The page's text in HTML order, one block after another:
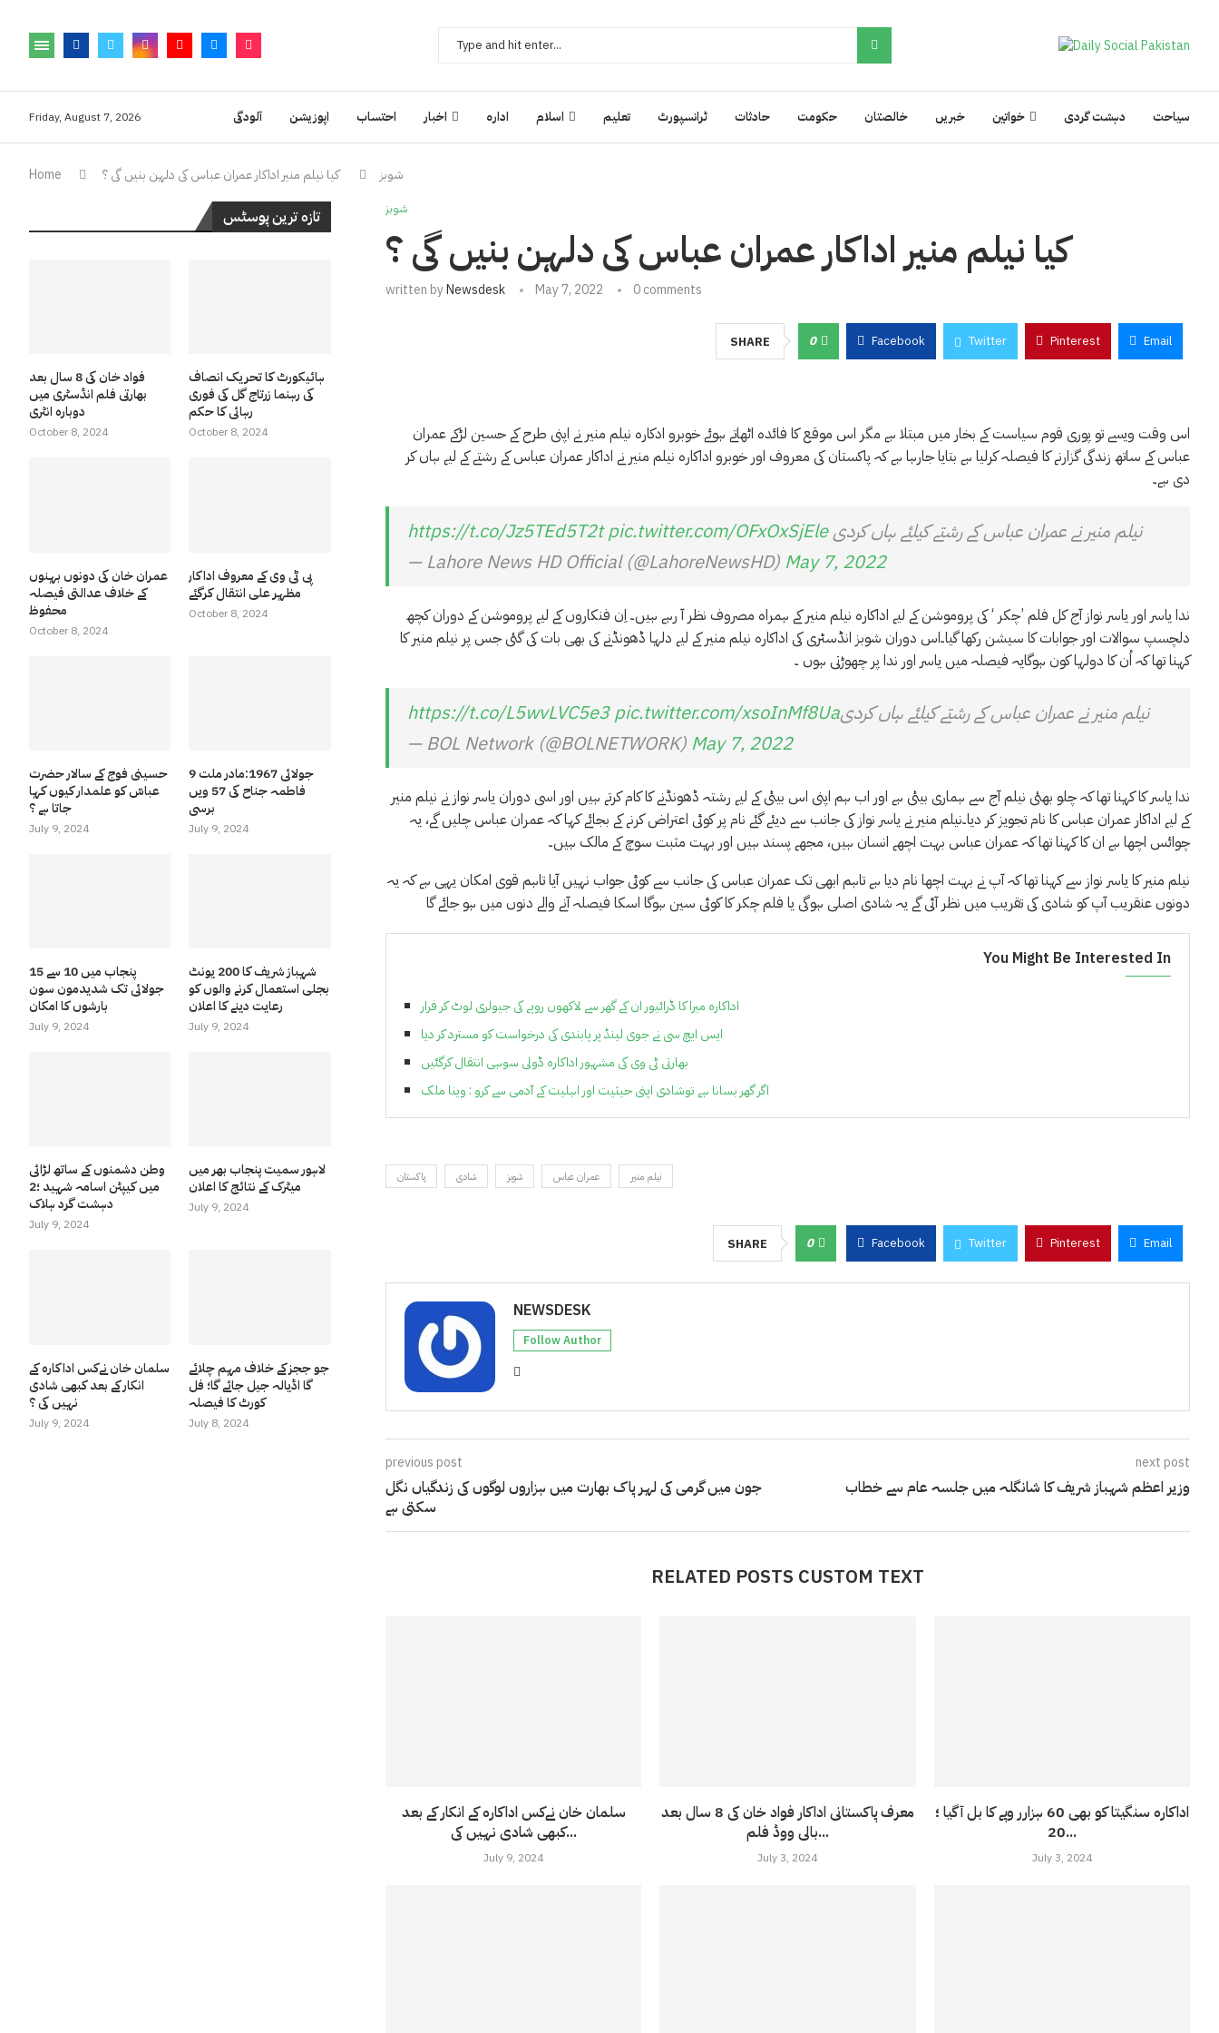
Friday, August 7, 2026 آلودگی اپوزیشن احتساب اخبار ادارہ اسلام تعلیم ٹرانسپورٹ حادثات حکومت خالصتان خبریں خواتین دہشت گردی سیاحت
Home شوبز کیا نیلم منیر اداکار عمران عباس کی دلہن بنیں گی ؟
شوبز
کیا نیلم منیر اداکار عمران عباس کی دلہن بنیں گی ؟
written byNewsdesk May 7, 2022 0 comments
SHARE 0 Facebook Twitter Pinterest Email
اس وقت ویسے تو پوری قوم سیاست کے بخار میں مبتلا ہے مگر اس موقع کا فائدہ اٹھاتے ہوئے خوبرو ادکارہ نیلم منیر نے اپنی طرح کے حسین لڑکے عمران
عباس کے ساتھ زندگی گزارنے کا فیصلہ کرلیا ہے بتایا جارہا ہے کہ پاکستان کی معروف اور خوبرو اداکارہ نیلم منیر نے اداکار عمران عباس کے رشتے کے لیے ہاں کر
دی ہے۔
نیلم منیر نے عمران عباس کے رشتے کیلئے ہاں کردی https://t.co/Jz5TEd5T2t pic.twitter.com/OFxOxSjEle
— Lahore News HD Official (@LahoreNewsHD) May 7, 2022
ندا یاسر اور یاسر نواز آج کل فلم ’چکر ‘ کی پروموشن کے لیے اداکارہ نیلم منیر کے ہمراہ مصروف نظر آ رہے ہیں۔ اِن فنکاروں کے لیے پروموشن کے دوران کچھ
دلچسپ سوالات اور جوابات کا سیشن رکھا گیا۔اس دوران شوبز انڈسٹری کی اداکارہ نیلم منیر کے لیے دلہا ڈھونڈنے کی بھی بات کی گئی جس پر نیلم منیر کا
کہنا تھا کہ اُن کا دولہا کون ہوگایہ فیصلہ میں یاسر اور ندا پر چھوڑتی ہوں ۔
نیلم منیر نے عمران عباس کے رشتے کیلئے ہاں کردی https://t.co/L5wvLVC5e3 pic.twitter.com/xsoInMf8Ua
— BOL Network (@BOLNETWORK) May 7, 2022
ندا یاسر کا کہنا تھا کہ چلو بھئی نیلم آج سے ہماری بیٹی ہے اور اب ہم اپنی اس بیٹی کے لیے رشتہ ڈھونڈنے کا کام کرتے ہیں اور اسی دوران یاسر نواز نے نیلم منیر
کے لیے اداکار عمران عباس کا نام تجویز کر دیا۔نیلم منیر نے یاسر نواز کی جانب سے دیئے گئے نام پر کوئی اعتراض کرنے کے بجائے کہا کہ عمران عباس چلیں گے، یہ
چوائس اچھا ہے ان کا کہنا تھا کہ عمران عباس بہت اچھے انسان ہیں، مجھے پسند ہیں اور بہت مثبت سوچ کے مالک ہیں۔
نیلم منیر کا یاسر نواز سے کہنا تھا کہ آپ نے بہت اچھا نام دیا ہے تاہم ابھی تک عمران عباس کی جانب سے کوئی جواب نہیں آیا تاہم قوی امکان یہی ہے کہ یہ
دونوں عنقریب آپ کو شادی کی تقریب میں نظر آئی گے یہ شادی اصلی ہوگی یا فلم چکر کا کوئی سین ہوگا اسکا فیصلہ آنے والے دنوں میں ہو جائے گا
You Might Be Interested In
اداکارہ میرا کا ڈرائیور ان کے گھر سے لاکھوں روپے کی جیولری لوٹ کر فرار
ایس ایچ سی نے جوی لینڈ پر پابندی کی درخواست کو مسترد کر دیا
بھارتی ٹی وی کی مشہور اداکارہ ڈولی سوہی انتقال کرگئیں
اگر گھر بسانا ہے توشادی اپنی حیثیت اور اہلیت کے آدمی سے کرو : وینا ملک
پاکستان شادی شوبز عمران عباس نیلم منیر
SHARE 0 Facebook Twitter Pinterest Email
NEWSDESK
Follow Author
previous post
جون میں گرمی کی لہر پاک بھارت میں ہزاروں لوگوں کی زندگیاں نگل
سکتی ہے
next post
وزیر اعظم شہباز شریف کا شانگلہ میں جلسہ عام سے خطاب
RELATED POSTS CUSTOM TEXT
سلمان خان نےکس اداکارہ کے انکار کے بعد
کبھی شادی نہیں کی...
July 9, 2024
معرف پاکستانی اداکار فواد خان کی 8 سال بعد
بالی ووڈ فلم...
July 3, 2024
اداکارہ سنگیتا کو بھی 60 ہزارر وپے کا بل آ گیا ؛
20...
July 3, 2024
تازہ ترین پوسٹس
فواد خان کی 8 سال بعد
بھارتی فلم انڈسٹری میں
دوبارہ انٹری
October 8, 2024
ہائیکورٹ کا تحریک انصاف
کی رہنما زرتاج گل کی فوری
رہائی کا حکم
October 8, 2024
عمران خان کی دونوں بہنوں
کے خلاف عدالتی فیصلہ
محفوظ
October 8, 2024
پی ٹی وی کے معروف اداکار
مظہر علی انتقال کرگئے
October 8, 2024
حسینی فوج کے سالار حضرت
عباسّ کو علمدار کیوں کہا
جاتا ہے ؟
July 9, 2024
9 جولائی 1967:مادر ملت
فاطمہ جناح کی 57 ویں
برسی
July 9, 2024
پنجاب میں 10 سے 15
جولائی تک شدیدمون سون
بارشوں کا امکان
July 9, 2024
شہباز شریف کا 200 یونٹ
بجلی استعمال کرنے والوں کو
رعایت دینے کا اعلان
July 9, 2024
وطن دشمنوں کے ساتھ لڑائی
میں کیپٹن اسامہ شہید ؛2
دہشت گرد ہلاک
July 9, 2024
لاہور سمیت پنجاب بھر میں
میٹرک کے نتائج کا اعلان
July 9, 2024
سلمان خان نےکس اداکارہ کے
انکار کے بعد کبھی شادی
نہیں کی ؟
July 9, 2024
جو ججز کے خلاف مہم چلائے
گا اڈیالہ جیل جائے گا؛ فل
کورٹ کا فیصلہ
July 8, 2024